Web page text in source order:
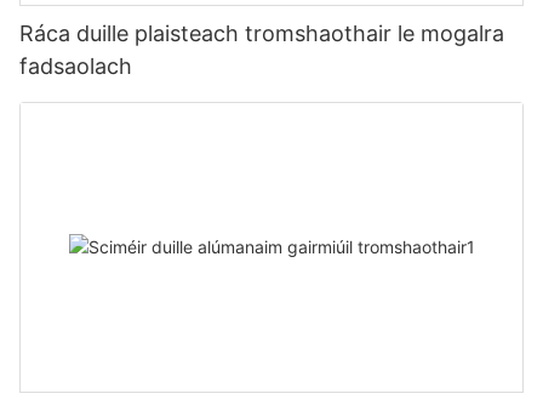
Ráca duille plaisteach tromshaothair le mogalra
fadsaolach